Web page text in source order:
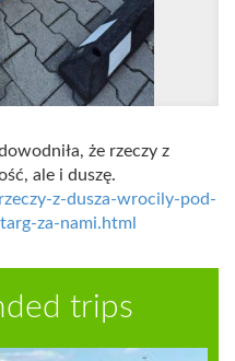
że rzeczy z
ale i duszę.
z-dusza-wrocily-pod-
za-nami.html
trips